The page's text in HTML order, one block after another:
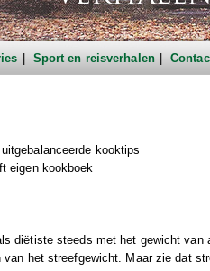
Sport en reisverhalen
kooktips
eigen kookboek
diëtiste steeds met het gewicht
van het streefgewicht. Maar zie dat